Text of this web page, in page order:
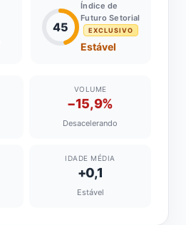
45
Índice de
Futuro Setorial
EXCLUSIVO
Estável
VOLUME
−15,9%
Desacelerando
IDADE MÉDIA
+0,1
Estável